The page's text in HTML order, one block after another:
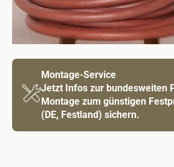
Montage-Service
Jetzt Infos zur bundesweiten
Montage zum günstigen
(DE, Festland) sichern.